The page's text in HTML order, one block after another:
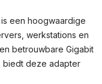
is een hoogwaardige
werkstations en
betrouwbare Gigabit
biedt deze adapter